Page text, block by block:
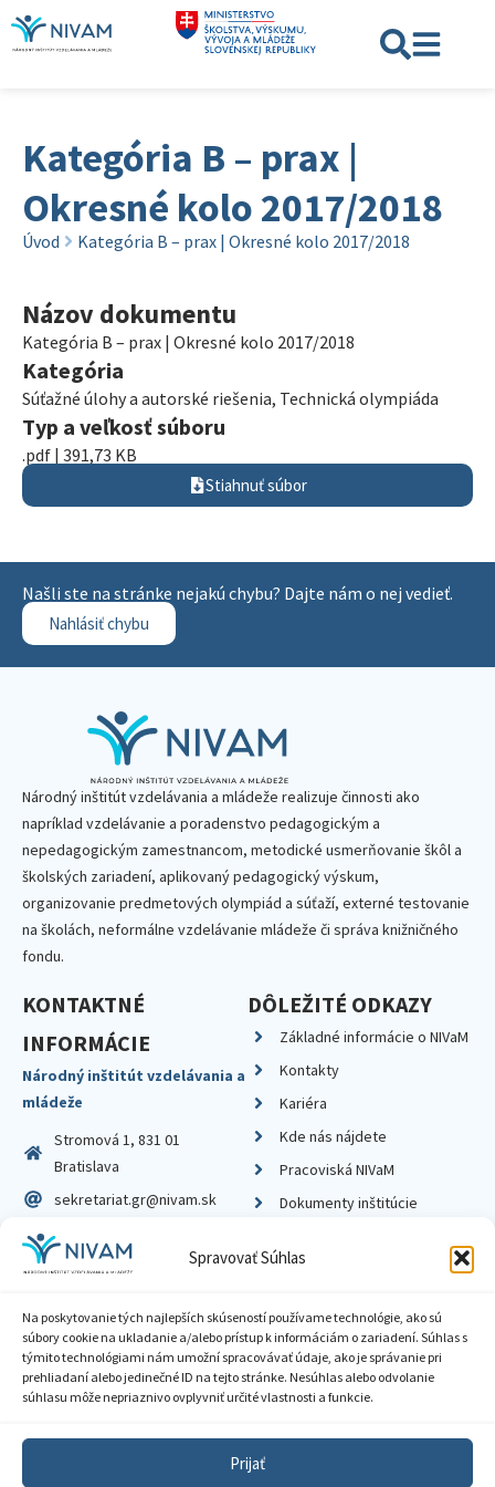
Spravovať Súhlas
Na poskytovanie tých najlepších skúseností používame technológie, ako sú
súbory cookie na ukladanie a/alebo prístup k informáciám o zariadení. Súhlas s
týmito technológiami nám umožní spracovávať údaje, ako je správanie pri
prehliadaní alebo jedinečné ID na tejto stránke. Nesúhlas alebo odvolanie
súhlasu môže nepriaznivo ovplyvniť určité vlastnosti a funkcie.
Prijať
Kategória B – prax |
Okresné kolo 2017/2018
Úvod Kategória B – prax | Okresné kolo 2017/2018
Názov dokumentu
Kategória B – prax | Okresné kolo 2017/2018
Kategória
Súťažné úlohy a autorské riešenia, Technická olympiáda
Typ a veľkosť súboru
.pdf | 391,73 KB
Stiahnuť súbor
Našli ste na stránke nejakú chybu? Dajte nám o nej vedieť.
Nahlásiť chybu
Národný inštitút vzdelávania a mládeže realizuje činnosti ako
napríklad vzdelávanie a poradenstvo pedagogickým a
nepedagogickým zamestnancom, metodické usmerňovanie škôl a
školských zariadení, aplikovaný pedagogický výskum,
organizovanie predmetových olympiád a súťaží, externé testovanie
na školách, neformálne vzdelávanie mládeže či správa knižničného
fondu.
KONTAKTNÉ
INFORMÁCIE
Národný inštitút vzdelávania a
mládeže
Stromová 1, 831 01
Bratislava
sekretariat.gr@nivam.sk
IČO: 00164348
DIČ: 2020798714
DÔLEŽITÉ ODKAZY
Základné informácie o NIVaM
Kontakty
Kariéra
Kde nás nájdete
Pracoviská NIVaM
Dokumenty inštitúcie
Zásady ochrany súkromia
Sprístupnenie informácií